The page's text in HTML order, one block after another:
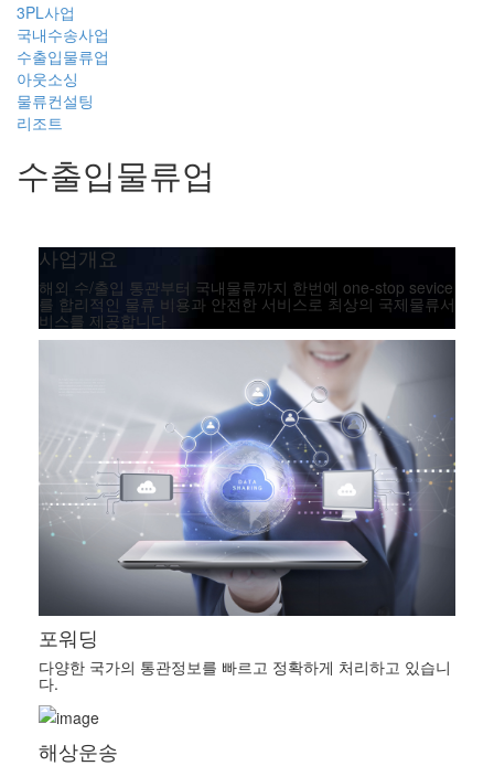
3PL사업
국내수송사업
수출입물류업
아웃소싱
물류컨설팅
리조트
수출입물류업
사업개요
해외 수/출입 통관부터 국내물류까지 한번에 one-stop sevice
를 합리적인 물류 비용과 안전한 서비스로 최상의 국제물류서
비스를 제공합니다
포워딩
다양한 국가의 통관정보를 빠르고 정확하게 처리하고 있습니
다.
해상운송